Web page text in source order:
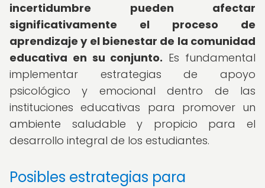
incertidumbre pueden afectar
significativamente el proceso de
aprendizaje y el bienestar de la comunidad
educativa en su conjunto. Es fundamental
implementar estrategias de apoyo
psicológico y emocional dentro de las
instituciones educativas para promover un
ambiente saludable y propicio para el
desarrollo integral de los estudiantes.
Posibles estrategias para